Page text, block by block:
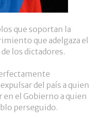
que soportan la
que adelgaza el
los dictadores.
del país a quien
en el Gobierno a quien
perseguido.